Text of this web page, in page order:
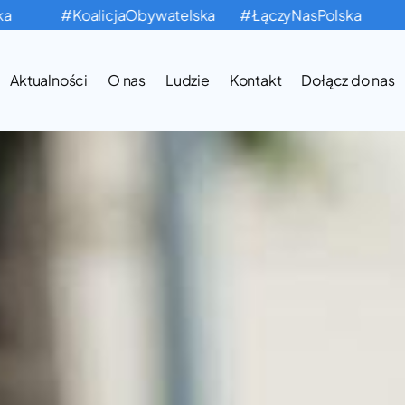
#KoalicjaObywatelska #ŁączyNasPolska
Aktualności O nas Ludzie Kontakt Dołącz do nas